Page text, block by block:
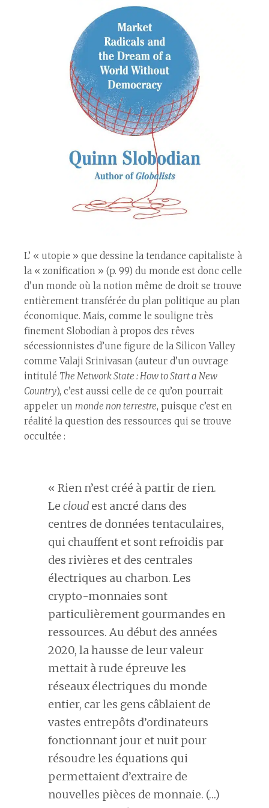
L’ « utopie » que dessine la tendance capitaliste à
la « zonification » (p. 99) du monde est donc celle
d’un monde où la notion même de droit se trouve
entièrement transférée du plan politique au plan
économique. Mais, comme le souligne très
finement Slobodian à propos des rêves
sécessionnistes d’une figure de la Silicon Valley
comme Valaji Srinivasan (auteur d’un ouvrage
intitulé The Network State : How to Start a New
Country), c’est aussi celle de ce qu’on pourrait
appeler un monde non terrestre, puisque c’est en
réalité la question des ressources qui se trouve
occultée :
« Rien n’est créé à partir de rien.
Le cloud est ancré dans des
centres de données tentaculaires,
qui chauffent et sont refroidis par
des rivières et des centrales
électriques au charbon. Les
crypto-monnaies sont
particulièrement gourmandes en
ressources. Au début des années
2020, la hausse de leur valeur
mettait à rude épreuve les
réseaux électriques du monde
entier, car les gens câblaient de
vastes entrepôts d’ordinateurs
fonctionnant jour et nuit pour
résoudre les équations qui
permettaient d’extraire de
nouvelles pièces de monnaie. (…)